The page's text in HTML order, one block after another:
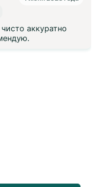
аккуратно